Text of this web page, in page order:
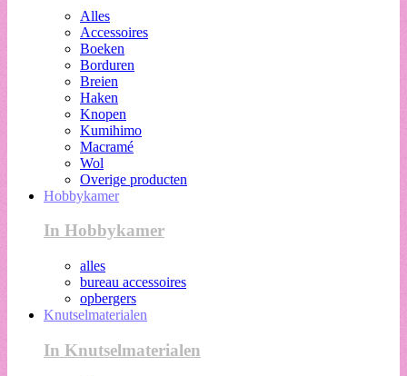
Alles
Accessoires
Boeken
Borduren
Breien
Haken
Knopen
Kumihimo
Macramé
Wol
Overige producten
Hobbykamer
In Hobbykamer
alles
bureau accessoires
opbergers
Knutselmaterialen
In Knutselmaterialen